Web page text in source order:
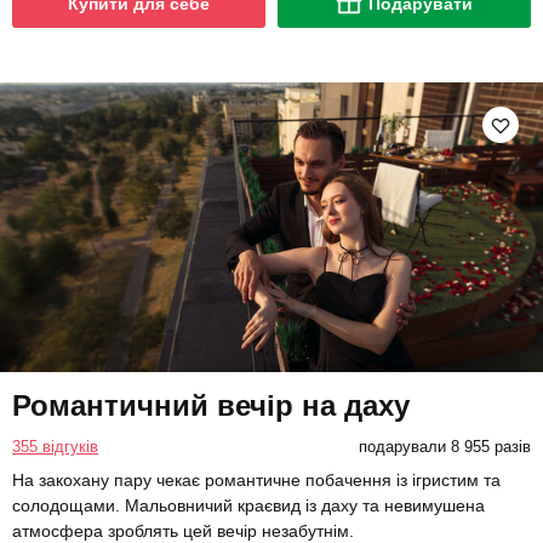
Купити для себе Подарувати
Романтичний вечір на даху
355 відгуків подарували 8 955 разів
На закохану пару чекає романтичне побачення із ігристим та
солодощами. Мальовничий краєвид із даху та невимушена
атмосфера зроблять цей вечір незабутнім.